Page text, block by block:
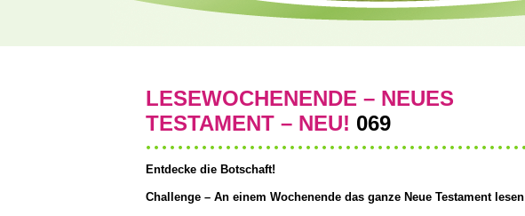
LESEWOCHENENDE – NEUES
TESTAMENT – NEU! 069
Entdecke die Botschaft!
Challenge – An einem Wochenende das ganze Neue Testament lesen